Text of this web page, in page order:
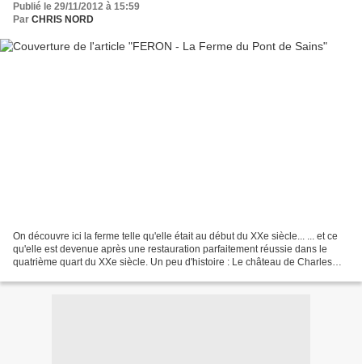
Publié le 29/11/2012 à 15:59
Par CHRIS NORD
On découvre ici la ferme telle qu'elle était au début du XXe siècle... ... et ce
qu'elle est devenue après une restauration parfaitement réussie dans le
quatrième quart du XXe siècle. Un peu d'histoire : Le château de Charles